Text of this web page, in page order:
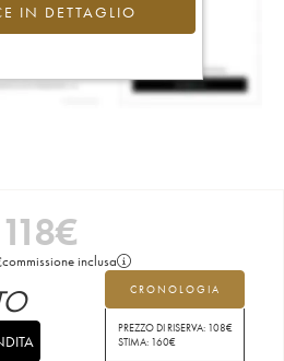
IN DETTAGLIO
118€
commissione inclusa
CRONOLOGIA
PREZZO DI RISERVA: 108€
STIMA: 160€